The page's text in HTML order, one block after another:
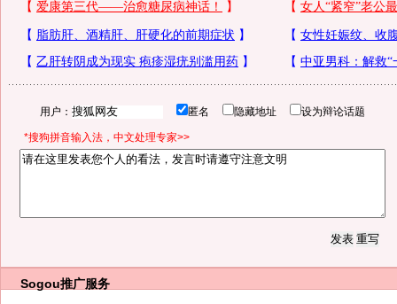
用户： 匿名 隐藏地址 设为辩论话题
*搜狗拼音输入法，中文处理专家>>
Sogou推广服务